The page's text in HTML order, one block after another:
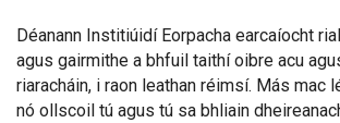
Déanann Institiúidí Eorpacha earcaíocht
agus gairmithe a bhfuil taithí oibre acu
riaracháin, i raon leathan réimsí. Más mac
nó ollscoil tú agus tú sa bhliain